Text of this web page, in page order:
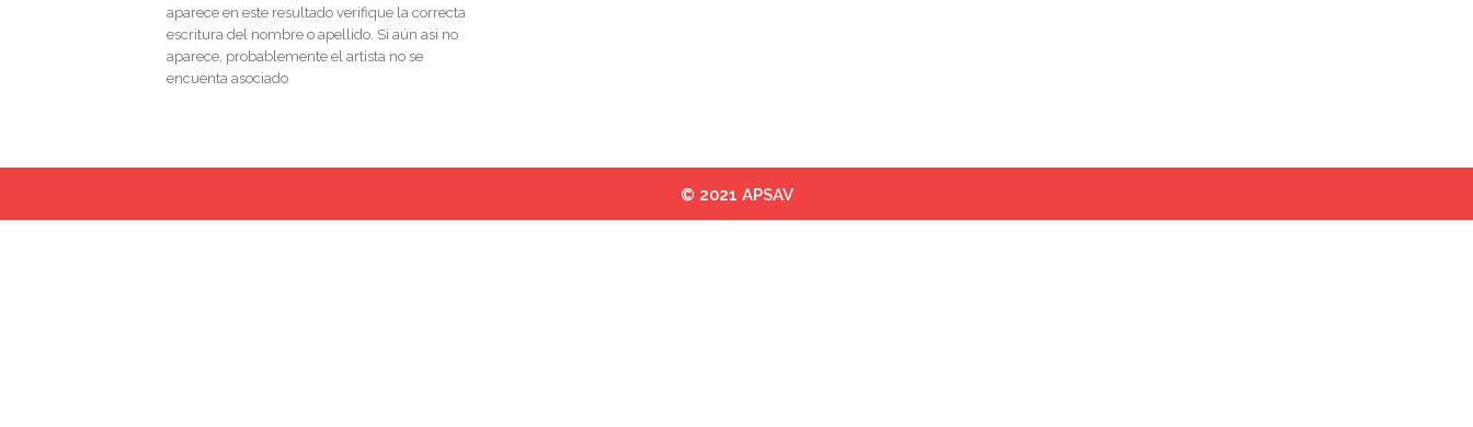
aparece en este resultado verifique la correcta
escritura del nombre o apellido. Si aún asi no
aparece, probablemente el artista no se
encuenta asociado
© 2021 APSAV